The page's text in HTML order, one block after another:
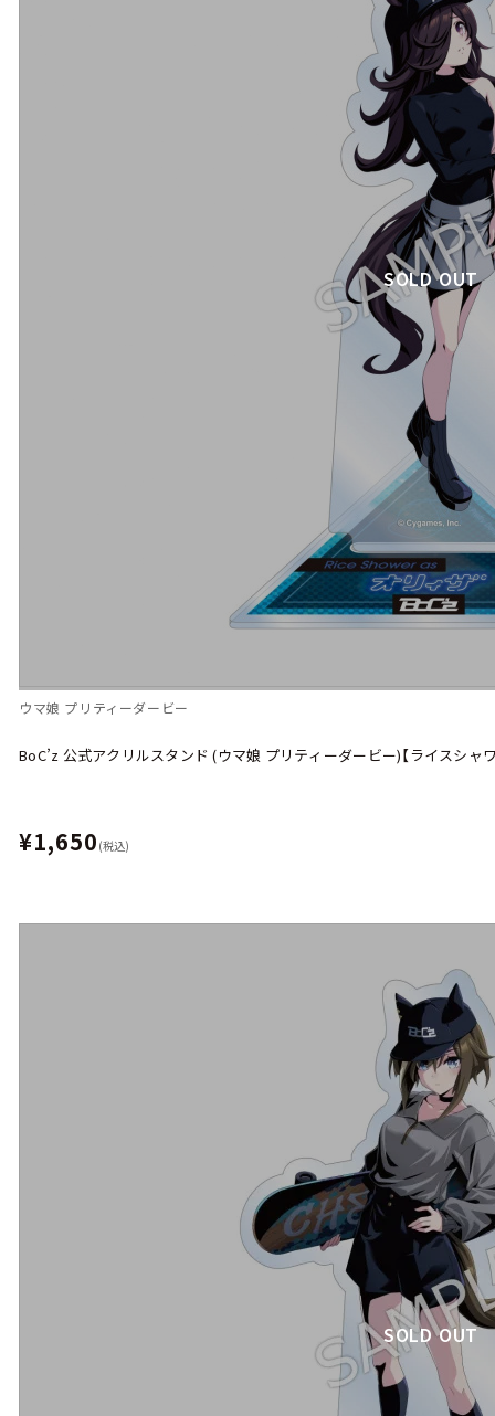
SOLD OUT
ウマ娘 プリティーダービー
BoC’z 公式アクリルスタンド (ウマ娘 プリティーダービー)【ライスシャ
¥1,650 (税込)
SOLD OUT